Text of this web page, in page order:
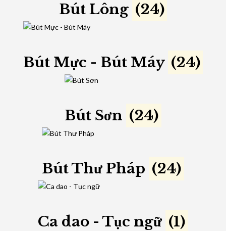
Bút Lông (24)
Bút Mực - Bút Máy (24)
Bút Sơn (24)
Bút Thư Pháp (24)
Ca dao - Tục ngữ (1)